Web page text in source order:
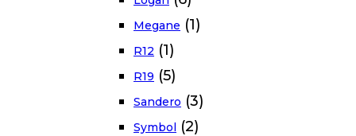
Megane (1)
R12 (1)
R19 (5)
Sandero (3)
Symbol (2)